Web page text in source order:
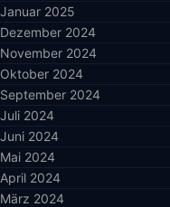
Januar 2025
Dezember 2024
November 2024
Oktober 2024
September 2024
Juli 2024
Juni 2024
Mai 2024
April 2024
März 2024